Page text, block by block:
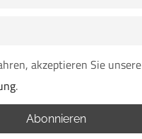
akzeptieren Sie unsere
.